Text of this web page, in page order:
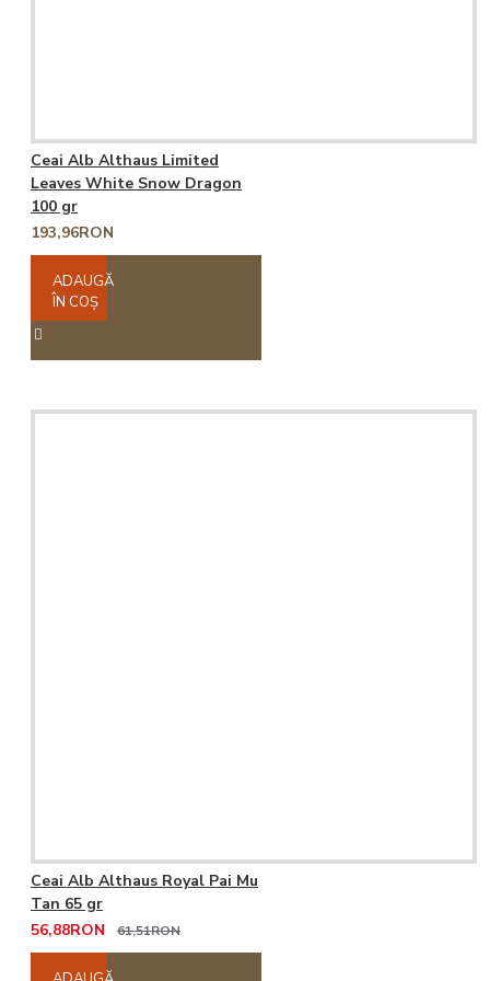
Ceai Alb Althaus Limited
Leaves White Snow Dragon
100 gr
193,96RON
ADAUGĂ
ÎN COŞ
Ceai Alb Althaus Royal Pai Mu
Tan 65 gr
56,88RON
61,51RON